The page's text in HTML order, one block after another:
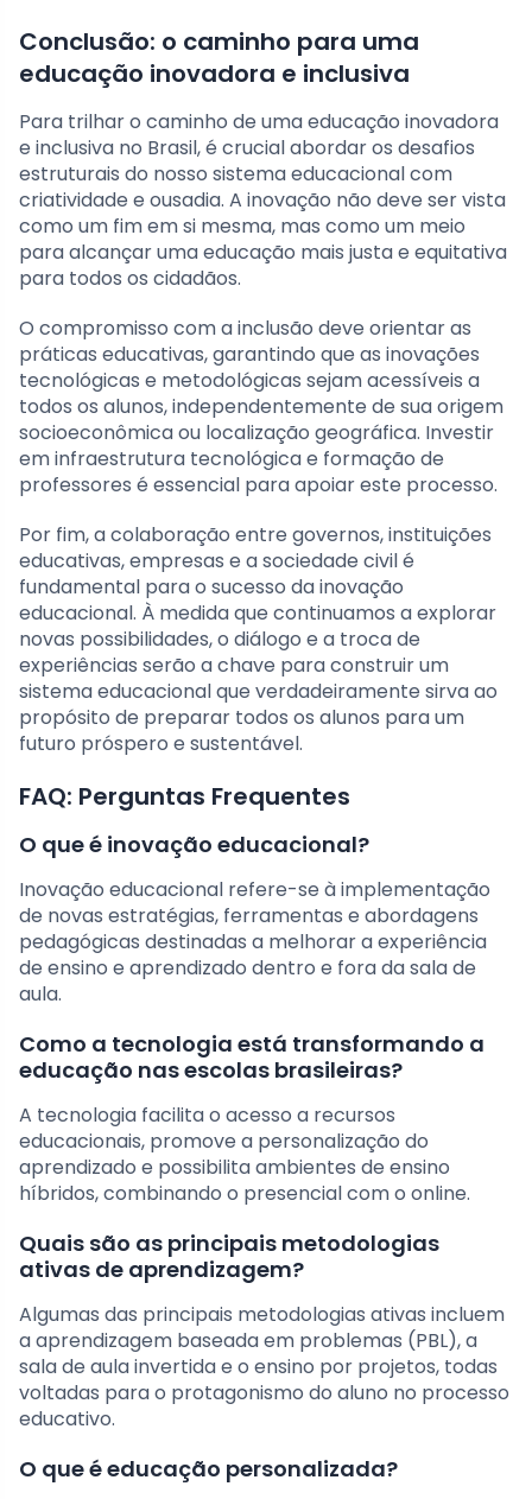
Conclusão: o caminho para uma
educação inovadora e inclusiva
Para trilhar o caminho de uma educação inovadora
e inclusiva no Brasil, é crucial abordar os desafios
estruturais do nosso sistema educacional com
criatividade e ousadia. A inovação não deve ser vista
como um fim em si mesma, mas como um meio
para alcançar uma educação mais justa e equitativa
para todos os cidadãos.
O compromisso com a inclusão deve orientar as
práticas educativas, garantindo que as inovações
tecnológicas e metodológicas sejam acessíveis a
todos os alunos, independentemente de sua origem
socioeconômica ou localização geográfica. Investir
em infraestrutura tecnológica e formação de
professores é essencial para apoiar este processo.
Por fim, a colaboração entre governos, instituições
educativas, empresas e a sociedade civil é
fundamental para o sucesso da inovação
educacional. À medida que continuamos a explorar
novas possibilidades, o diálogo e a troca de
experiências serão a chave para construir um
sistema educacional que verdadeiramente sirva ao
propósito de preparar todos os alunos para um
futuro próspero e sustentável.
FAQ: Perguntas Frequentes
O que é inovação educacional?
Inovação educacional refere-se à implementação
de novas estratégias, ferramentas e abordagens
pedagógicas destinadas a melhorar a experiência
de ensino e aprendizado dentro e fora da sala de
aula.
Como a tecnologia está transformando a
educação nas escolas brasileiras?
A tecnologia facilita o acesso a recursos
educacionais, promove a personalização do
aprendizado e possibilita ambientes de ensino
híbridos, combinando o presencial com o online.
Quais são as principais metodologias
ativas de aprendizagem?
Algumas das principais metodologias ativas incluem
a aprendizagem baseada em problemas (PBL), a
sala de aula invertida e o ensino por projetos, todas
voltadas para o protagonismo do aluno no processo
educativo.
O que é educação personalizada?